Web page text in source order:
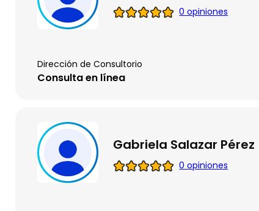
0 opiniones
Dirección de Consultorio
Consulta en línea
Gabriela Salazar Pérez
0 opiniones